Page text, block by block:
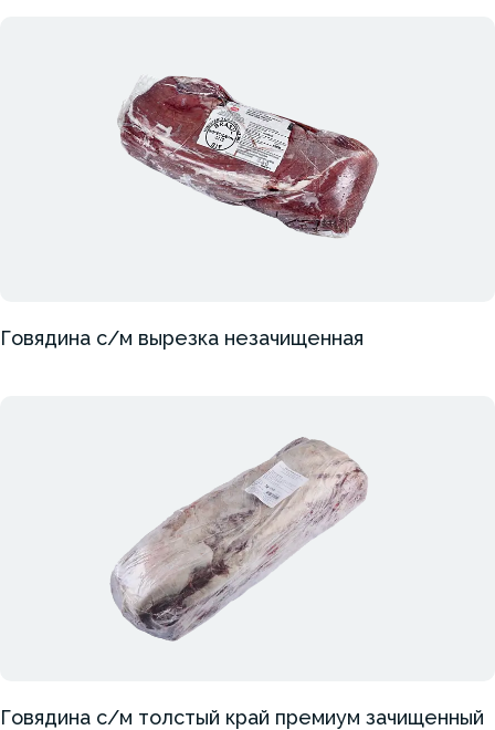
Говядина с/м вырезка незачищенная
Говядина с/м толстый край премиум зачищенный